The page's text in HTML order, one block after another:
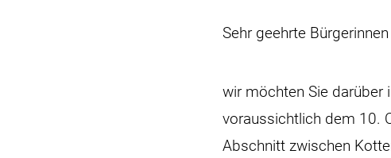
Sehr geehrte
wir möchten Sie darüber
voraussichtlich dem 10.
Abschnitt zwischen